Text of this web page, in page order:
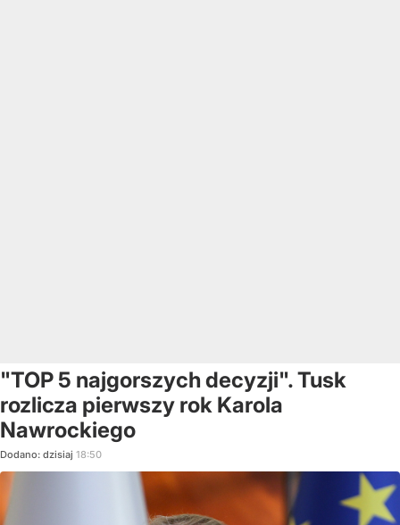
"TOP 5 najgorszych decyzji". Tusk
rozlicza pierwszy rok Karola
Nawrockiego
Dodano: dzisiaj 18:50